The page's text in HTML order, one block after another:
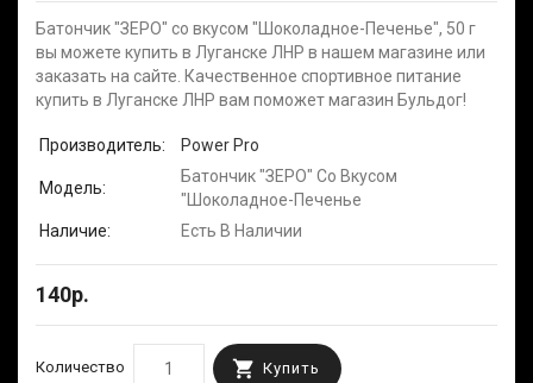
Батончик "ЗЕРО" со вкусом "Шоколадное-Печенье", 50 г
вы можете купить в Луганске ЛНР в нашем магазине или
заказать на сайте. Качественное спортивное питание
купить в Луганске ЛНР вам поможет магазин Бульдог!
Производитель: Power Pro
Модель:
Батончик "ЗЕРО" Со Вкусом
"Шоколадное-Печенье
Наличие:
Есть В Наличии
140р.
Количество Купить